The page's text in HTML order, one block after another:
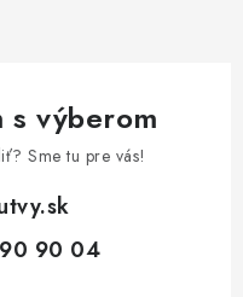
s výberom
Sme tu pre vás!
90 04